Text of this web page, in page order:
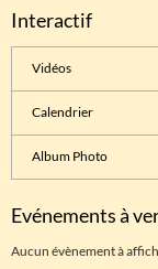
Interactif
Vidéos
Calendrier
Album Photo
Evénements à
Aucun évènement à